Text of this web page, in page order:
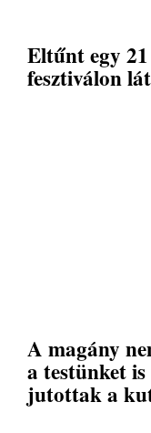
Eltűnt egy
fesztiválon
A magány
a testünket
jutottak a